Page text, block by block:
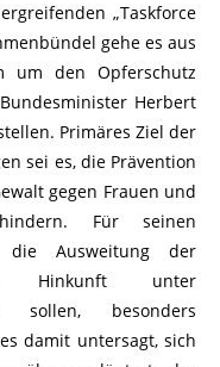
„Taskforce
gehe es aus
um den Opferschutz
Herbert
Primäres Ziel der
sei es, die Prävention
gegen Frauen und
Für seinen
die Ausweitung der
Hinkunft unter
sollen, besonders
damit untersagt, sich